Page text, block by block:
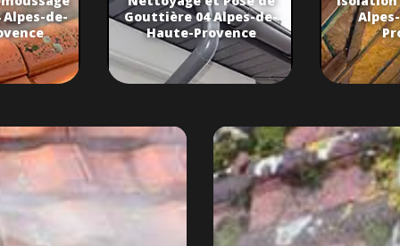
de-
Gouttière 04 Alpes-de-
Haute-Provence